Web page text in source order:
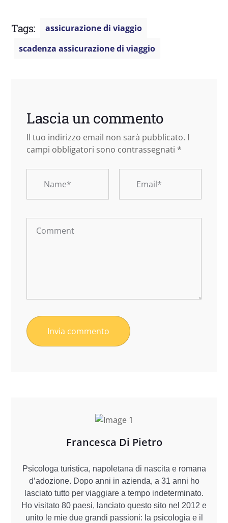
Tags:
assicurazione di viaggio
scadenza assicurazione di viaggio
Lascia un commento
Il tuo indirizzo email non sarà pubblicato. I
campi obbligatori sono contrassegnati *
Francesca Di Pietro
Psicologa turistica, napoletana di nascita e romana
d’adozione. Dopo anni in azienda, a 31 anni ho
lasciato tutto per viaggiare a tempo indeterminato.
Ho visitato 80 paesi, lanciato questo sito nel 2012 e
unito le mie due grandi passioni: la psicologia e il